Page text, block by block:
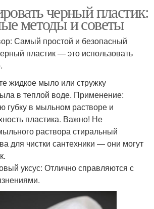
черный пластик:
методы и советы
Самый простой и безопасный
пластик — это использовать
жидкое мыло или стружку
в теплой воде. Применение:
губку в мыльном растворе и
пластика. Важно! Не
раствора стиральный
для чистки сантехники — они могут
уксус: Отлично справляются с